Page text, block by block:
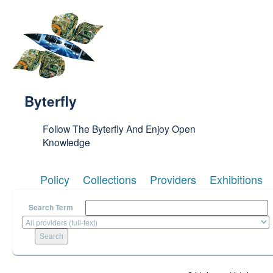
Byterfly
Follow The Byterfly And Enjoy Open
Knowledge
Policy Collections Providers Exhibitions
Search Term